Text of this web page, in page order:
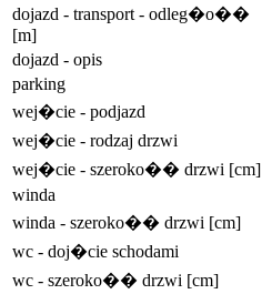
dojazd - transport - odleg�o��
[m]
dojazd - opis
parking
wej�cie - podjazd
wej�cie - rodzaj drzwi
wej�cie - szeroko�� drzwi [cm]
winda
winda - szeroko�� drzwi [cm]
wc - doj�cie schodami
wc - szeroko�� drzwi [cm]